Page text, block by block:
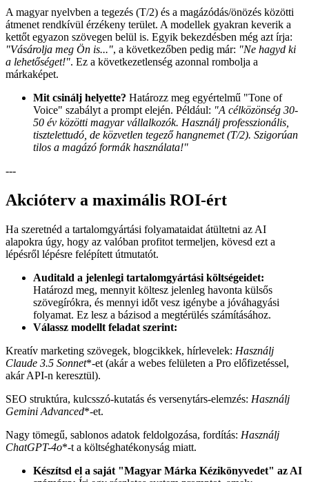
A magyar nyelvben a tegezés (T/2) és a magázódás/önözés közötti
átmenet rendkívül érzékeny terület. A modellek gyakran keverik a
kettőt egyazon szövegen belül is. Egyik bekezdésben még azt írja:
"Vásárolja meg Ön is...", a következőben pedig már: "Ne hagyd ki
a lehetőséget!". Ez a következetlenség azonnal rombolja a
márkaképet.
Mit csinálj helyette? Határozz meg egyértelmű "Tone of
Voice" szabályt a prompt elején. Például: "A célközönség 30-
50 év közötti magyar vállalkozók. Használj professzionális,
tisztelettudó, de közvetlen tegező hangnemet (T/2). Szigorúan
tilos a magázó formák használata!"
---
Akcióterv a maximális ROI-ért
Ha szeretnéd a tartalomgyártási folyamataidat átültetni az AI
alapokra úgy, hogy az valóban profitot termeljen, kövesd ezt a
lépésről lépésre felépített útmutatót.
Auditald a jelenlegi tartalomgyártási költségeidet:
Határozd meg, mennyit költesz jelenleg havonta külsős
szövegírókra, és mennyi időt vesz igénybe a jóváhagyási
folyamat. Ez lesz a bázisod a megtérülés számításához.
Válassz modellt feladat szerint:
Kreatív marketing szövegek, blogcikkek, hírlevelek: Használj
Claude 3.5 Sonnet*-et (akár a webes felületen a Pro előfizetéssel,
akár API-n keresztül).
SEO struktúra, kulcsszó-kutatás és versenytárs-elemzés: Használj
Gemini Advanced*-et.
Nagy tömegű, sablonos adatok feldolgozása, fordítás: Használj
ChatGPT-4o*-t a költséghatékonyság miatt.
Készítsd el a saját "Magyar Márka Kézikönyvedet" az AI